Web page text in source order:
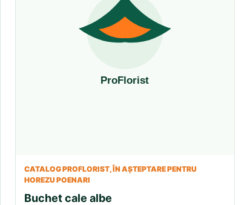
CATALOG PROFLORIST, ÎN AȘTEPTARE PENTRU
HOREZU POENARI
Buchet cale albe